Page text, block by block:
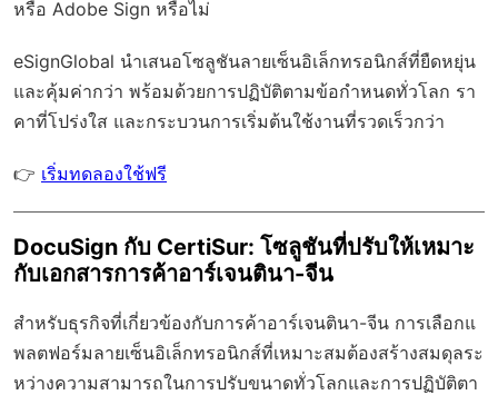
หรือ Adobe Sign หรือไม่
eSignGlobal นำเสนอโซลูชันลายเซ็นอิเล็กทรอนิกส์ที่ยืดหยุ่น
และคุ้มค่ากว่า พร้อมด้วยการปฏิบัติตามข้อกำหนดทั่วโลก รา
คาที่โปร่งใส และกระบวนการเริ่มต้นใช้งานที่รวดเร็วกว่า
👉 เริ่มทดลองใช้ฟรี
DocuSign กับ CertiSur: โซลูชันที่ปรับให้เหมาะ
กับเอกสารการค้าอาร์เจนตินา-จีน
สำหรับธุรกิจที่เกี่ยวข้องกับการค้าอาร์เจนตินา-จีน การเลือกแ
พลตฟอร์มลายเซ็นอิเล็กทรอนิกส์ที่เหมาะสมต้องสร้างสมดุลระ
หว่างความสามารถในการปรับขนาดทั่วโลกและการปฏิบัติตา